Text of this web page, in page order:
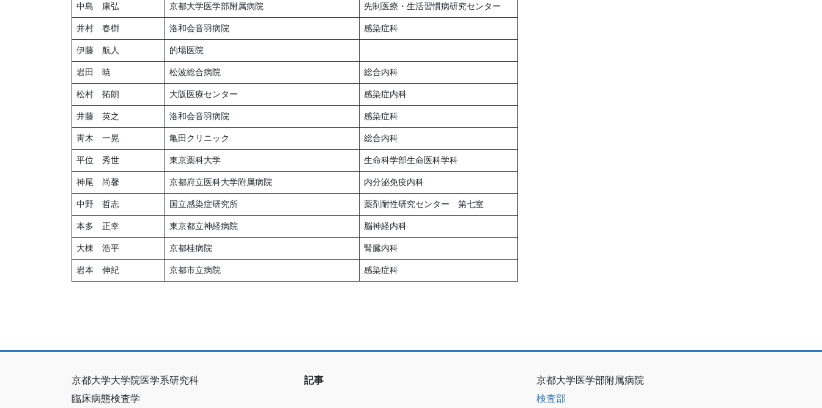
中島 康弘 京都大学医学部附属病院 先制医療・生活習慣病研究センター
井村 春樹 洛和会音羽病院 感染症科
伊藤 航人 的場医院
岩田 暁 松波総合病院 総合内科
松村 拓朗 大阪医療センター 感染症内科
井藤 英之 洛和会音羽病院 感染症科
靑木 一晃 亀田クリニック 総合内科
平位 秀世 東京薬科大学 生命科学部生命医科学科
神尾 尚馨 京都府立医科大学附属病院 内分泌免疫内科
中野 哲志 国立感染症研究所 薬剤耐性研究センター 第七室
本多 正幸 東京都立神経病院 脳神経内科
大棟 浩平 京都桂病院 腎臓内科
岩本 伸紀 京都市立病院 感染症科
京都大学大学院医学系研究科
臨床病態検査学
記事
京都大学医学部附属病院
検査部